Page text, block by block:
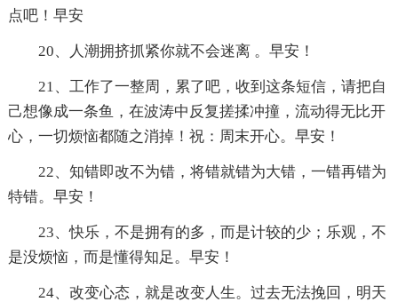
点吧！早安
20、人潮拥挤抓紧你就不会迷离 。早安！
21、工作了一整周，累了吧，收到这条短信，请把自
己想像成一条鱼，在波涛中反复搓揉冲撞，流动得无比开
心，一切烦恼都随之消掉！祝：周末开心。早安！
22、知错即改不为错，将错就错为大错，一错再错为
特错。早安！
23、快乐，不是拥有的多，而是计较的少；乐观，不
是没烦恼，而是懂得知足。早安！
24、改变心态，就是改变人生。过去无法挽回，明天